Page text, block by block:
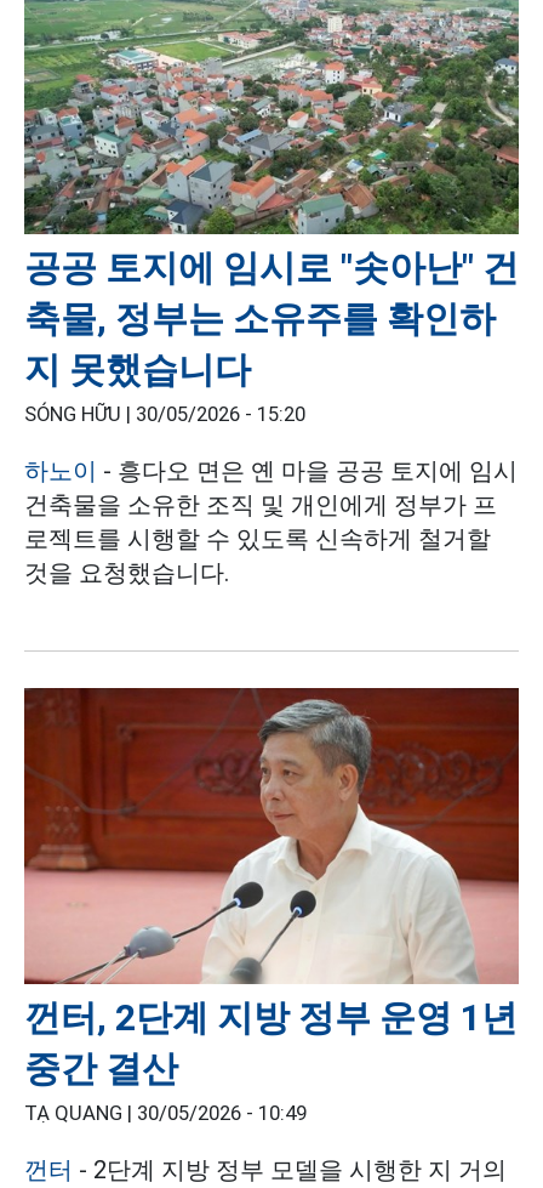
공공 토지에 임시로 "솟아난" 건
축물, 정부는 소유주를 확인하
지 못했습니다
SÓNG HỮU | 30/05/2026 - 15:20
하노이
- 흥다오 면은 옌 마을 공공 토지에 임시
건축물을 소유한 조직 및 개인에게 정부가 프
로젝트를 시행할 수 있도록 신속하게 철거할
것을 요청했습니다.
껀터, 2단계 지방 정부 운영 1년
중간 결산
TẠ QUANG | 30/05/2026 - 10:49
껀터 - 2단계 지방 정부 모델을 시행한 지 거의